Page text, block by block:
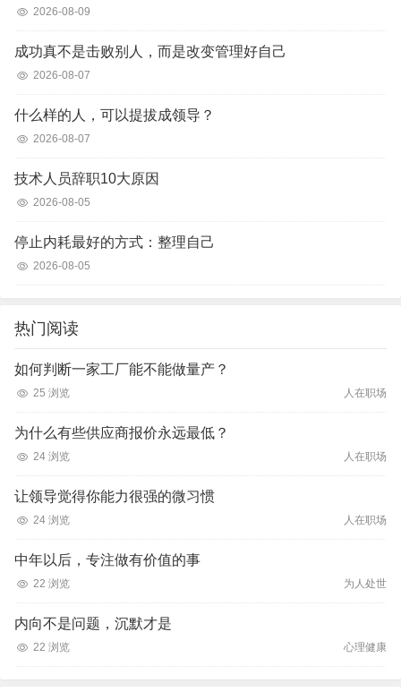
2026-08-09
成功真不是击败别人，而是改变管理好自己
2026-08-07
什么样的人，可以提拔成领导？
2026-08-07
技术人员辞职10大原因
2026-08-05
停止内耗最好的方式：整理自己
2026-08-05
热门阅读
如何判断一家工厂能不能做量产？
25 浏览 人在职场
为什么有些供应商报价永远最低？
24 浏览 人在职场
让领导觉得你能力很强的微习惯
24 浏览 人在职场
中年以后，专注做有价值的事
22 浏览 为人处世
内向不是问题，沉默才是
22 浏览 心理健康